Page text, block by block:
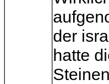
der
hatte